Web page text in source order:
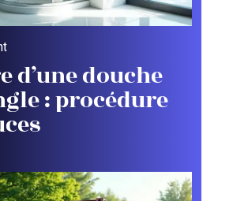
d’une douche
: procédure